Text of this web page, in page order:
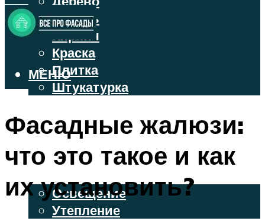
Камень
Кирпич
Краска
Плитка
Штукатурка
ФАСАДНЫЙ САЙДИНГ
ОСВЕЩЕНИЕ И УТЕПЛЕНИЕ
Освещение
Утепление
МЕНЮ
Фасадные жалюзи:
что это такое и как
их установить?